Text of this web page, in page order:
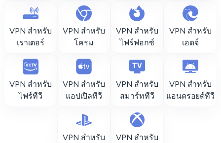
VPN สำหรับ
เราเตอร์
VPN สำหรับ
โครม
VPN สำหรับ
ไฟร์ฟอกซ์
VPN สำหรับ
เอดจ์
VPN สำหรับ
ไฟร์ทีวี
VPN สำหรับ
แอปเปิลทีวี
VPN สำหรับ
สมาร์ททีวี
VPN สำหรับ
แอนดรอยด์ทีวี
VPN สำหรับ
VPN สำหรับ